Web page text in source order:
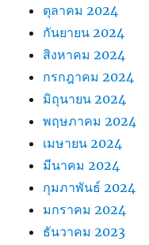
ตุลาคม 2024
กันยายน 2024
สิงหาคม 2024
กรกฎาคม 2024
มิถุนายน 2024
พฤษภาคม 2024
เมษายน 2024
มีนาคม 2024
กุมภาพันธ์ 2024
มกราคม 2024
ธันวาคม 2023